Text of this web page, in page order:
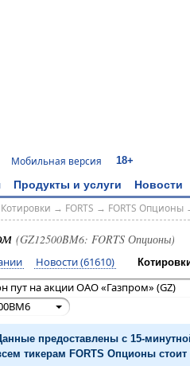
Мобильная версия 18+
Продукты и услуги Новости
Котировки → FORTS → FORTS Опционы
(GZ12500BM6: FORTS Опционы)
Новости (61610)
пут на акции ОАО «Газпром» (GZ)
предоставлены с 15-
тикерам FORTS Опционы стоит